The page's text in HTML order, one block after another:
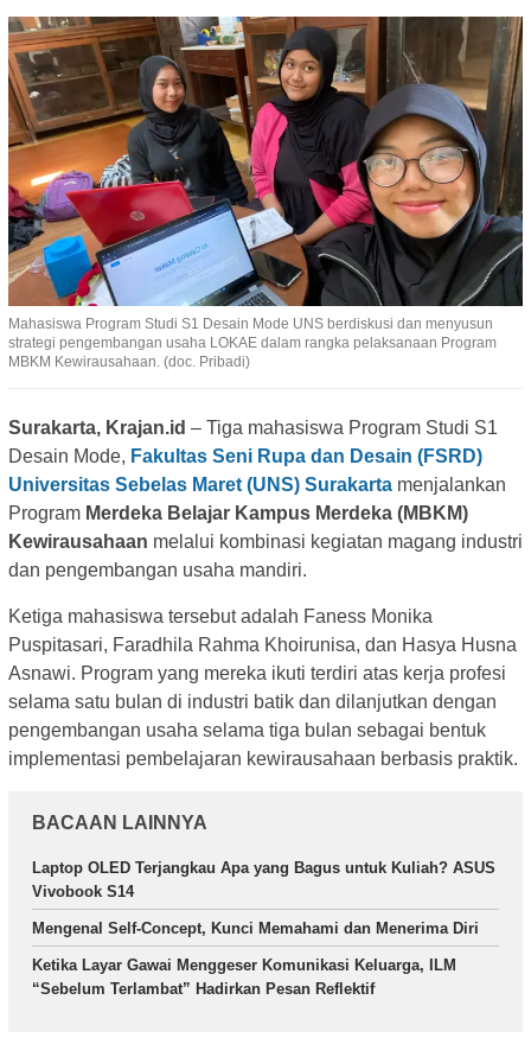
Mahasiswa Program Studi S1 Desain Mode UNS berdiskusi dan menyusun
strategi pengembangan usaha LOKAE dalam rangka pelaksanaan Program
MBKM Kewirausahaan. (doc. Pribadi)
Surakarta, Krajan.id – Tiga mahasiswa Program Studi S1
Desain Mode, Fakultas Seni Rupa dan Desain (FSRD)
Universitas Sebelas Maret (UNS) Surakarta menjalankan
Program Merdeka Belajar Kampus Merdeka (MBKM)
Kewirausahaan melalui kombinasi kegiatan magang industri
dan pengembangan usaha mandiri.
Ketiga mahasiswa tersebut adalah Faness Monika
Puspitasari, Faradhila Rahma Khoirunisa, dan Hasya Husna
Asnawi. Program yang mereka ikuti terdiri atas kerja profesi
selama satu bulan di industri batik dan dilanjutkan dengan
pengembangan usaha selama tiga bulan sebagai bentuk
implementasi pembelajaran kewirausahaan berbasis praktik.
BACAAN LAINNYA
Laptop OLED Terjangkau Apa yang Bagus untuk Kuliah? ASUS
Vivobook S14
Mengenal Self-Concept, Kunci Memahami dan Menerima Diri
Ketika Layar Gawai Menggeser Komunikasi Keluarga, ILM
“Sebelum Terlambat” Hadirkan Pesan Reflektif